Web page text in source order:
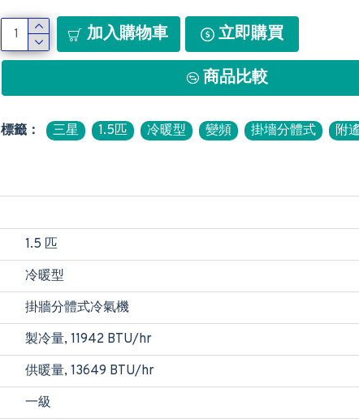
加入購物車 立即購買
商品比較
標籤： 三星 1.5匹 冷暖型 變頻 掛墻分體式 附
1.5 匹
冷暖型
掛牆分體式冷氣機
製冷量, 11942 BTU/hr
供暖量, 13649 BTU/hr
一級